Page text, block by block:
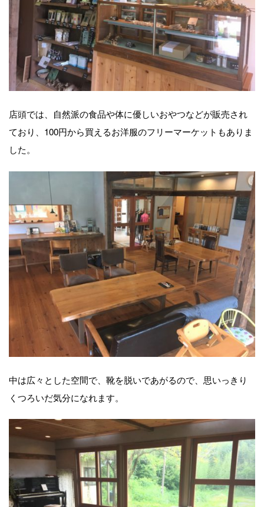
店頭では、自然派の食品や体に優しいおやつなどが販売され
ており、100円から買えるお洋服のフリーマーケットもありま
した。
中は広々とした空間で、靴を脱いであがるので、思いっきり
くつろいだ気分になれます。